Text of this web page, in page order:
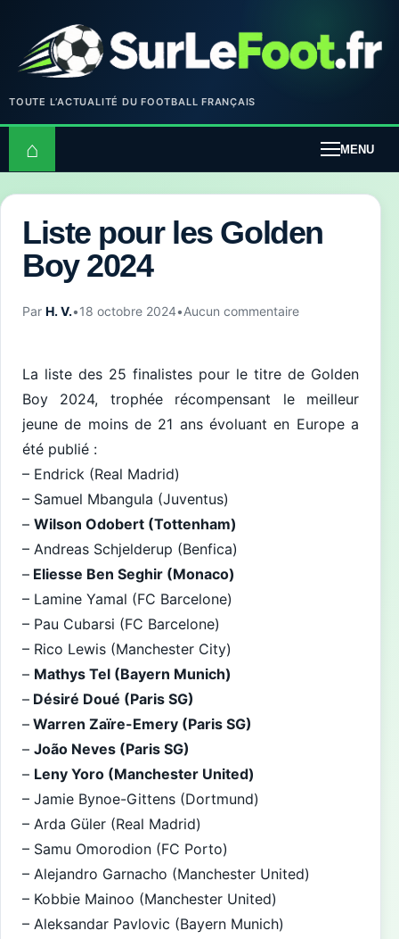
TOUTE L’ACTUALITÉ DU FOOTBALL FRANÇAIS
⌂ MENU
Liste pour les Golden
Boy 2024
Par H. V.•18 octobre 2024•Aucun commentaire
La liste des 25 finalistes pour le titre de Golden
Boy 2024, trophée récompensant le meilleur
jeune de moins de 21 ans évoluant en Europe a
été publié :
– Endrick (Real Madrid)
– Samuel Mbangula (Juventus)
– Wilson Odobert (Tottenham)
– Andreas Schjelderup (Benfica)
– Eliesse Ben Seghir (Monaco)
– Lamine Yamal (FC Barcelone)
– Pau Cubarsi (FC Barcelone)
– Rico Lewis (Manchester City)
– Mathys Tel (Bayern Munich)
– Désiré Doué (Paris SG)
– Warren Zaïre-Emery (Paris SG)
– João Neves (Paris SG)
– Leny Yoro (Manchester United)
– Jamie Bynoe-Gittens (Dortmund)
– Arda Güler (Real Madrid)
– Samu Omorodion (FC Porto)
– Alejandro Garnacho (Manchester United)
– Kobbie Mainoo (Manchester United)
– Aleksandar Pavlovic (Bayern Munich)